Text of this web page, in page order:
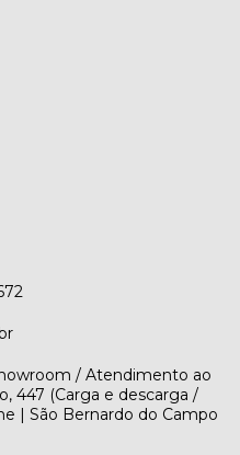
/ Atendimento ao
447 (Carga e descarga /
| São Bernardo do Campo